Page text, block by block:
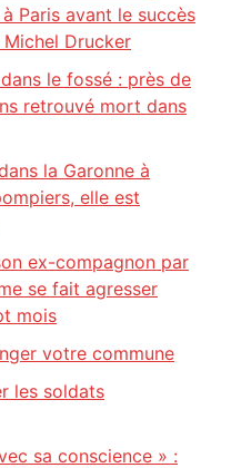
Paris avant le succès
Drucker
le fossé : près de
retrouvé mort dans
la Garonne à
elle est
ex-compagnon par
se fait agresser
mois
votre commune
les soldats
sa conscience » :